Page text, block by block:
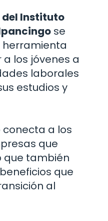
del Instituto
se
los jóvenes a
laborales
estudios y
conecta a los
que
que también
que
al